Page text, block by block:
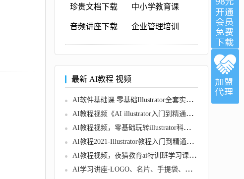
珍贵文档下载 中小学教育课
音频讲座下载 企业管理培训
最新 AI教程 视频
AI软件基础课 零基础Illustrator全套实操教程
AI教程视频《AI illustrator入门到精通》零基础自学教程教学
AI教程视频，零基础玩转illustrator科研绘图
AI教程2021-Illustrator教程入门到精通，零基础自学视频
AI教程视频，夜猫教育ai特训班学习课程（玩转矢量图，广告设计不再有压力）
AI学习讲座-LOGO、名片、手提袋、信封设计视频全6讲